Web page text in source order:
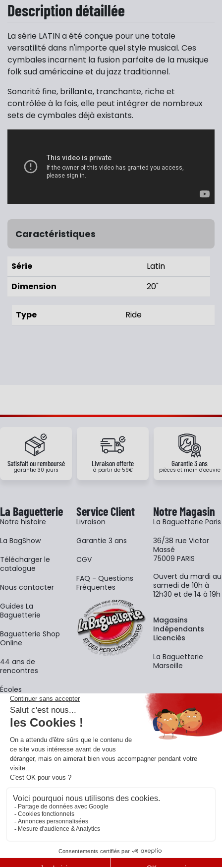
Description détaillée
La série LATIN a été conçue pour une totale
versatilité dans n'importe quel style musical. Ces
cymbales incarnent la fusion parfaite de la musique
folk sud américaine et du jazz traditionnel.
Sonorité fine, brillante, tranchante, riche et
contrôlée à la fois, elle peut intégrer de nombreux
sets de cymbales déjà existants.
Caractéristiques
Série
Latin
Dimension
20"
Type Ride
Satisfait ou remboursé
garantie 30 jours
Livraison offerte
à partir de 59€
Garantie 3 ans
pièces et main d'oeuvre
La Baguetterie
Notre histoire
La BagShow
​Télécharger le
catalogue
Nous contacter
Guides La
Baguetterie
Baguetterie Shop
Online
44 ans de
rencontres
Écoles
Service Client
Livraison
Garantie 3 ans
CGV
FAQ - Questions
Fréquentes
Notre Magasin
La Baguetterie Paris
36/38 rue Victor
Massé
75009 PARIS
Ouvert du mardi au
samedi de 10h à
12h30 et de 14 à 19h
Magasins
Indépendants
Licenciés
La Baguetterie
Marseille
La newsletter
Adresse e-mail
En vous inscrivant à notre newsletter, vous acceptez notre
confidentialité.
Retrouvons-nous sur